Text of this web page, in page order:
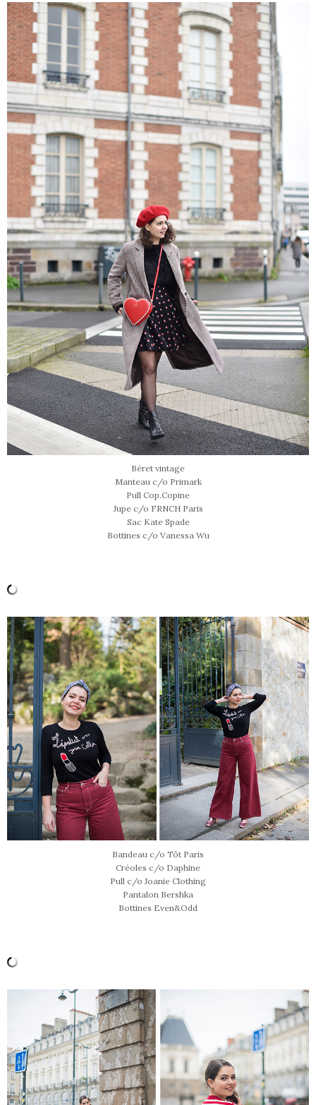
Béret vintage
Manteau c/o Primark
Pull Cop.Copine
Jupe c/o FRNCH Paris
Sac Kate Spade
Bottines c/o Vanessa Wu
Bandeau c/o Tôt Paris
Créoles c/o Daphine
Pull c/o Joanie Clothing
Pantalon Bershka
Bottines Even&Odd